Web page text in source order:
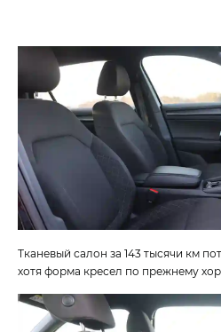
Тканевый салон за 143 тысячи км
хотя форма кресел по прежнему